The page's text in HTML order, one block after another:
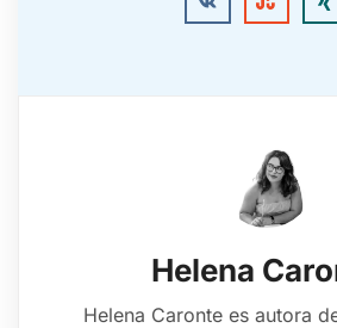
Helena
Helena Caronte es autora